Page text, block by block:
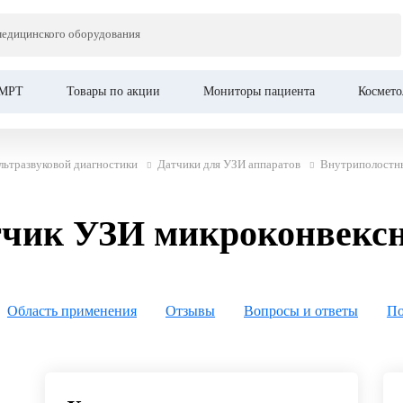
оборудования
Товары по акции Мониторы пациента
диагностики Датчики для УЗИ аппаратов
микроконвексный
УЗИ
Область применения Отзывы Вопросы и ответы